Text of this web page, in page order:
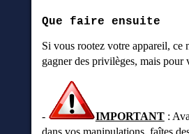
Que faire ensuite
Si vous rootez votre appareil, ce
gagner des privilèges, mais pour
- IMPORTANT:
dans vos manipulations, faîtes